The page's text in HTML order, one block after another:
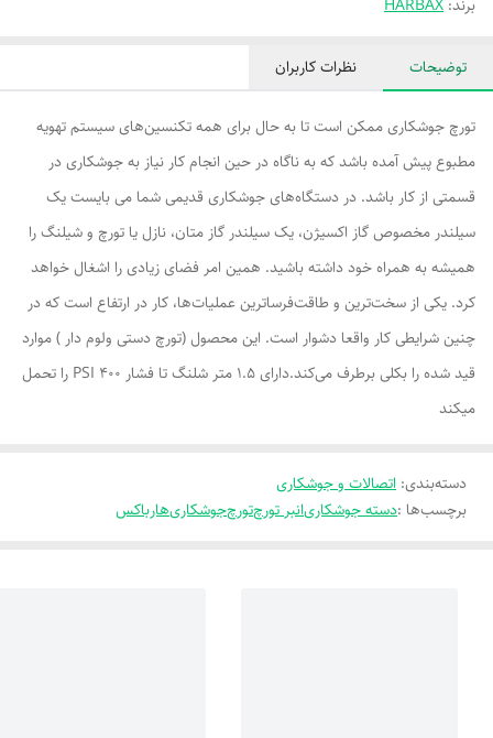
برند: HARBAX
توضیحات نظرات کاربران
تورچ جوشکاری ممکن است تا به حال برای همه تکنسین‌های سیستم تهویه
مطبوع پیش آمده باشد که به ناگاه در حین انجام کار نیاز به جوشکاری در
قسمتی از کار باشد. در دستگاه‌های جوشکاری قدیمی شما می بایست یک
سیلندر مخصوص گاز اکسیژن، یک سیلندر گاز متان، نازل یا تورچ و شیلنگ را
همیشه به همراه خود داشته باشید. همین امر فضای زیادی را اشغال خواهد
کرد. یکی از سخت‌ترین و طاقت‌فرسا‌ترین عملیات‌ها، کار در ارتفاع است که در
چنین شرایطی کار واقعا دشوار است. این محصول (تورچ دستی ولوم دار ) موارد
قید شده را بکلی برطرف می‌کند.دارای 1.5 متر شلنگ تا فشار 400 PSI را تحمل
میکند
دسته‌بندی: اتصالات و جوشکاری
برچسب‌ها :دسته جوشکاریانبر تورچتورچجوشکاریهارباکس